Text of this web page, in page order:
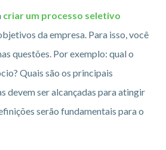
criar um processo seletivo
da empresa. Para isso, você
questões. Por exemplo: qual o
Quais são os principais
devem ser alcançadas para atingir
serão fundamentais para o